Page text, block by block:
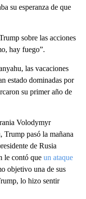
su esperanza de que
sobre las acciones
hay fuego”.
las vacaciones
estado dominadas por
su primer año de
Volodymyr
pasó la mañana
de Rusia
le contó que un ataque
objetivo una de sus
lo hizo sentir